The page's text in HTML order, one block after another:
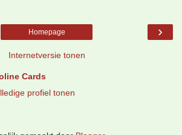
›
Homepage
Internetversie tonen
Cards
profiel tonen